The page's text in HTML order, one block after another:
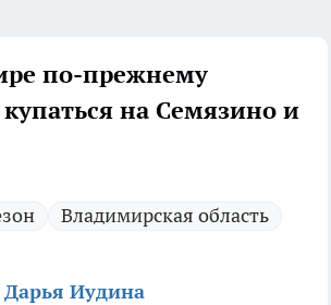
по-прежнему
на Семязино и
Владимирская область
Дарья Иудина